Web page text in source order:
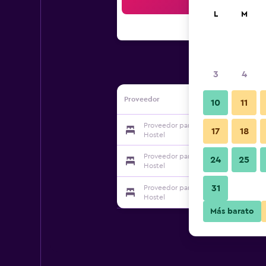
Proveedor
Proveedor para Eugene Lodge And
Hostel
Proveedor para Eugene Lodge And
Hostel
Proveedor para Eugene Lodge And
Hostel
L M
3 4
10 11
17 18
24 25
31
Más barato